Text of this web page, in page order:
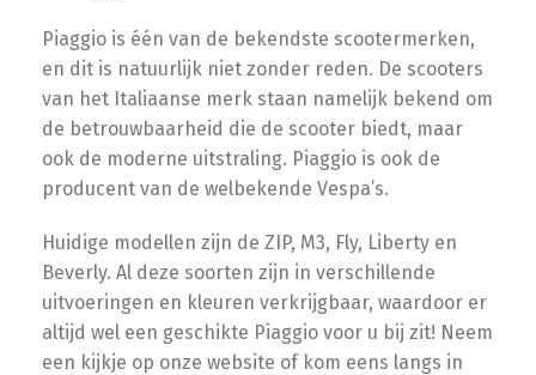
Piaggio is één van de bekendste scootermerken,
en dit is natuurlijk niet zonder reden. De scooters
van het Italiaanse merk staan namelijk bekend om
de betrouwbaarheid die de scooter biedt, maar
ook de moderne uitstraling. Piaggio is ook de
producent van de welbekende Vespa’s.
Huidige modellen zijn de ZIP, M3, Fly, Liberty en
Beverly. Al deze soorten zijn in verschillende
uitvoeringen en kleuren verkrijgbaar, waardoor er
altijd wel een geschikte Piaggio voor u bij zit! Neem
een kijkje op onze website of kom eens langs in